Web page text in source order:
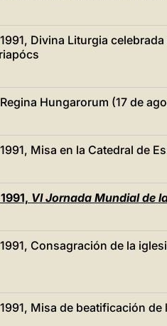
Divina Liturgia
Hungarorum (17 de
Misa en la Catedral de
VI Jornada Mundial de
Consagración de la
Misa de beatificación